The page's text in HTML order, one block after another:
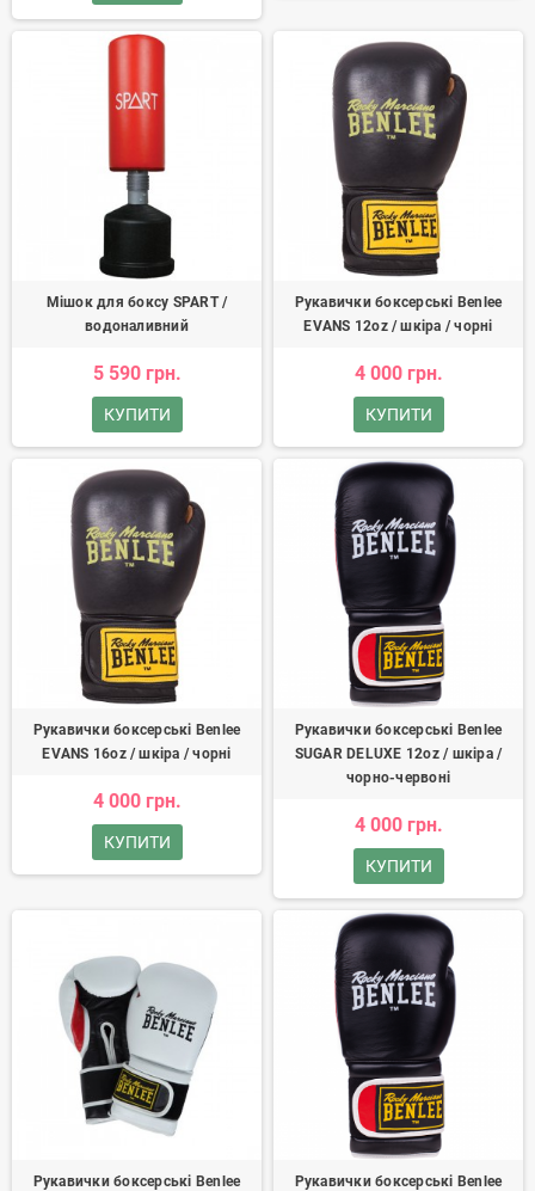
Мішок для боксу SPART /
водоналивний
5 590 грн.
КУПИТИ
Рукавички боксерські Benlee
EVANS 12oz / шкіра / чорні
4 000 грн.
КУПИТИ
Рукавички боксерські Benlee
EVANS 16oz / шкіра / чорні
4 000 грн.
КУПИТИ
Рукавички боксерські Benlee
SUGAR DELUXE 12oz / шкіра /
чорно-червоні
4 000 грн.
КУПИТИ
Рукавички боксерські Benlee
Рукавички боксерські Benlee